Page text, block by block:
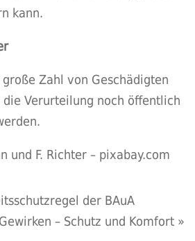
kann.
Zahl von Geschädigten
Verurteilung noch öffentlich
und F. Richter – pixabay.com
der BAuA
– Schutz und Komfort»